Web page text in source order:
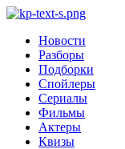
Новости
Разборы
Подборки
Спойлеры
Сериалы
Фильмы
Актеры
Квизы